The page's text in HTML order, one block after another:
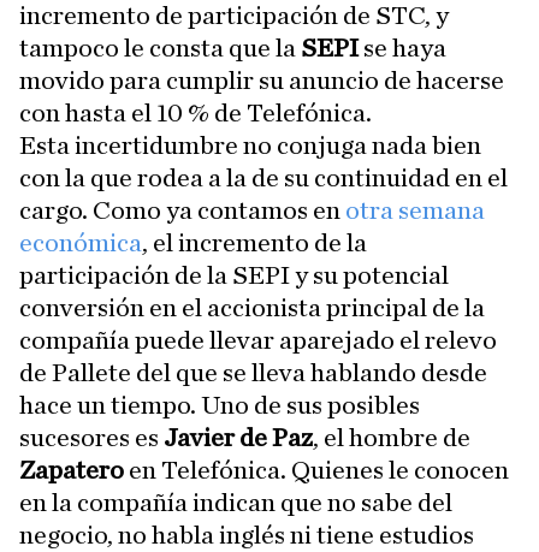
incremento de participación de STC, y
tampoco le consta que la SEPIse haya
movido para cumplir su anuncio de hacerse
con hasta el 10 % de Telefónica.
Esta incertidumbre no conjuga nada bien
con la que rodea a la de su continuidad en el
cargo. Como ya contamos en otra semana
económica, el incremento de la
participación de la SEPI y su potencial
conversión en el accionista principal de la
compañía puede llevar aparejado el relevo
de Pallete del que se lleva hablando desde
hace un tiempo. Uno de sus posibles
sucesores es Javier de Paz, el hombre de
Zapatero en Telefónica. Quienes le conocen
en la compañía indican que no sabe del
negocio, no habla inglés ni tiene estudios